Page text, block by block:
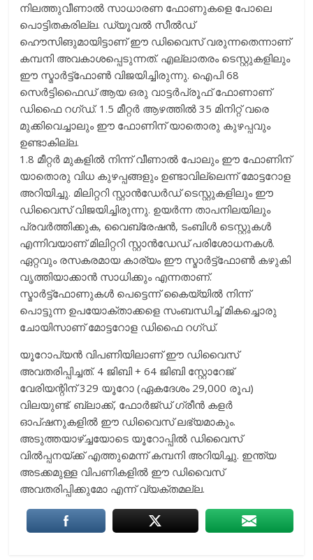
നിലത്തുവീണാൽ സാധാരണ ഫോണുകളെ പോലെ
പൊട്ടിതകരില്ല. ഡ്യൂവൽ സീൽഡ്
ഹൌസിങുമായിട്ടാണ് ഈ ഡിവൈസ് വരുന്നതെന്നാണ്
കമ്പനി അവകാശപ്പെടുന്നത്. എല്ലാതരം ടെസ്റ്റുകളിലും
ഈ സ്മാർട്ട്ഫോൺ വിജയിച്ചിരുന്നു. ഐപി 68
സെർട്ടിഫൈഡ് ആയ ഒരു വാട്ടർപ്രൂഫ് ഫോണാണ്
ഡിഫൈ റഗ്ഡ്. 1.5 മീറ്റർ ആഴത്തിൽ 35 മിനിറ്റ് വരെ
മുക്കിവെച്ചാലും ഈ ഫോണിന് യാതൊരു കുഴപ്പവും
ഉണ്ടാകില്ല.
1.8 മീറ്റർ മുകളിൽ നിന്ന് വീണാൽ പോലും ഈ ഫോണിന്
യാതൊരു വിധ കുഴപ്പങ്ങളും ഉണ്ടാവില്ലെന്ന് മോട്ടറോള
അറിയിച്ചു. മിലിറ്ററി സ്റ്റാൻഡേർഡ് ടെസ്റ്റുകളിലും ഈ
ഡിവൈസ് വിജയിച്ചിരുന്നു. ഉയർന്ന താപനിലയിലും
പ്രവർത്തിക്കുക, വൈബ്രേഷൻ, ടംബിൾ ടെസ്റ്റുകൾ
എന്നിവയാണ് മിലിറ്ററി സ്റ്റാൻഡേഡ് പരിശോധനകൾ.
ഏറ്റവും രസകരമായ കാര്യം ഈ സ്മാർട്ട്‌ഫോൺ കഴുകി
വൃത്തിയാക്കാൻ സാധിക്കും എന്നതാണ്.
സ്മാർട്ട്ഫോണുകൾ പെട്ടെന്ന് കൈയ്യിൽ നിന്ന്
പൊട്ടുന്ന ഉപയോക്താക്കളെ സംബന്ധിച്ച് മികച്ചൊരു
ചോയിസാണ് മോട്ടറോള ഡിഫൈ റഗ്ഡ്.
യൂറോപ്യൻ വിപണിയിലാണ് ഈ ഡിവൈസ്
അവതരിപ്പിച്ചത്. 4 ജിബി + 64 ജിബി സ്റ്റോറേജ്
വേരിയന്റിന് 329 യൂറോ (ഏകദേശം 29,000 രൂപ)
വിലയുണ്ട്. ബ്ലാക്ക്, ഫോർജ്ഡ് ഗ്രീൻ കളർ
ഓപ്ഷനുകളിൽ ഈ ഡിവൈസ് ലഭ്യമാകും.
അടുത്തയാഴ്ച്ചയോടെ യൂറോപ്പിൽ ഡിവൈസ്
വിൽപ്പനയ്ക്ക് എത്തുമെന്ന് കമ്പനി അറിയിച്ചു. ഇന്ത്യ
അടക്കമുള്ള വിപണികളിൽ ഈ ഡിവൈസ്
അവതരിപ്പിക്കുമോ എന്ന് വ്യക്തമല്ല.